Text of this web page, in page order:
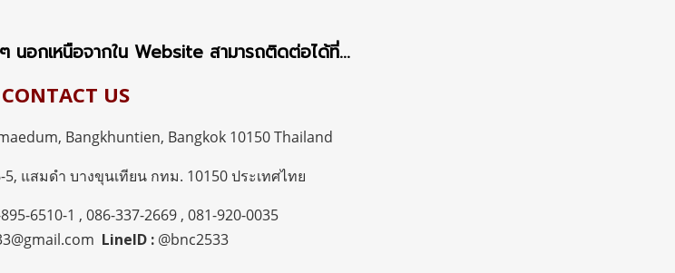
นอกเหนือจากใน Website สามารถติดต่อได้ที่...
CONTACT US
Bangkhuntien, Bangkok 10150 Thailand
5, แสมดำ บางขุนเทียน กทม. 10150 ประเทศไทย
6510-1 , 086-337-2669 , 081-920-0035
LineID : @bnc2533